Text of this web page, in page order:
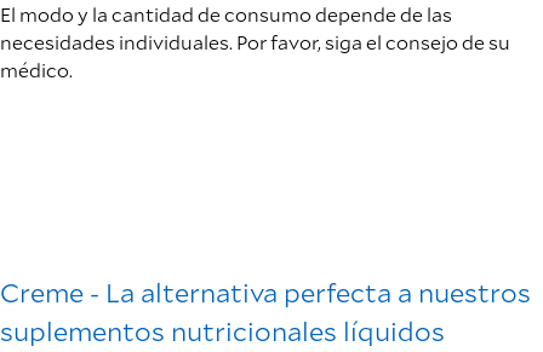
El modo y la cantidad de consumo depende de las
necesidades individuales. Por favor, siga el consejo de su
médico.
Creme - La alternativa perfecta a nuestros
suplementos nutricionales líquidos